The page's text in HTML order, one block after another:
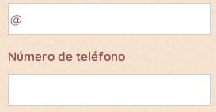
Número de teléfono